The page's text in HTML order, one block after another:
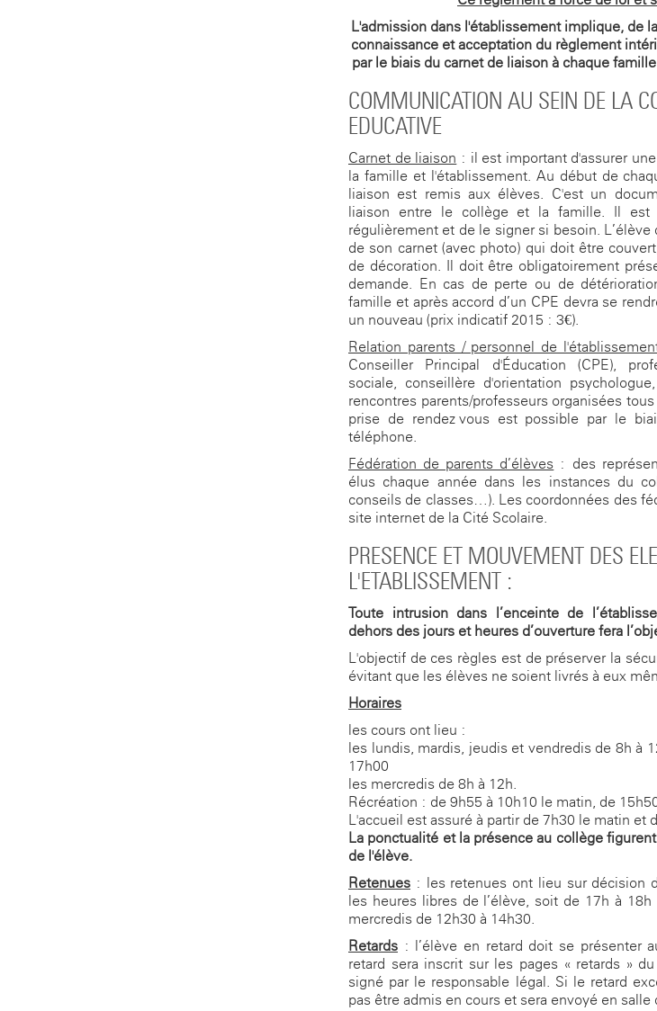
L'admission dans l'établissement implique, de
connaissance et acceptation du règlement
par le biais du carnet de liaison à chaque
COMMUNICATION AU SEIN DE LA
EDUCATIVE
Carnet de liaison : il est important d'assurer
la famille et l'établissement. Au début de
liaison est remis aux élèves. C'est un
liaison entre le collège et la famille. Il est
régulièrement et de le signer si besoin.
de son carnet (avec photo) qui doit être
de décoration. Il doit être obligatoirement
demande. En cas de perte ou de
famille et après accord d’un CPE devra se
un nouveau (prix indicatif 2015 : 3€).
Relation parents / personnel de
Conseiller Principal d'Éducation (CPE),
sociale, conseillère d'orientation
rencontres parents/professeurs organisées
prise de rendez-vous est possible par le
téléphone.
Fédération de parents d’élèves : des
élus chaque année dans les instances du
conseils de classes…). Les coordonnées des
site internet de la Cité Scolaire.
PRESENCE ET MOUVEMENT DES
L'ETABLISSEMENT :
Toute intrusion dans l’enceinte de
dehors des jours et heures d’ouverture fera
L'objectif de ces règles est de préserver la
évitant que les élèves ne soient livrés à eux-
Horaires
les cours ont lieu :
les lundis, mardis, jeudis et vendredis de 8h à
17h00
les mercredis de 8h à 12h.
Récréation : de 9h55 à 10h10 le matin, de
L'accueil est assuré à partir de 7h30 le matin et
La ponctualité et la présence au collège
de l'élève.
Retenues : les retenues ont lieu sur décision
les heures libres de l’élève, soit de 17h à
mercredis de 12h30 à 14h30.
Retards : l’élève en retard doit se présenter
retard sera inscrit sur les pages « retards »
signé par le responsable légal. Si le retard
pas être admis en cours et sera envoyé en salle